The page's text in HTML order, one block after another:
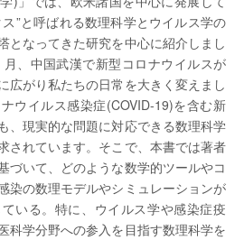
”と呼ばれる数理科学とウイルス学の
となってきた研究を中心に紹介しまし
、中国武漢で新型コロナウイルスが
広がり私たちの日常を大きく変えまし
ウイルス感染症(COVID-19)を含む新
、現実的な問題に対応できる数理科学
されています。そこで、本書では著者
づいて、どのような数学的ツールやコ
染の数理モデルやシミュレーションが
いる。特に、ウイルス学や感染症疫
科学分野への参入を目指す数理科学を